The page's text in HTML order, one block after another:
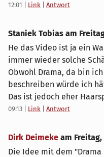
12:01 Link Antwort
Staniek Tobias am
He das Video ist ja ein
immer wieder solche
Obwohl Drama, da bin
beschreiben würde ich
Das ist jedoch eher
09:13 Link Antwort
Dirk Deimeke am Freitag,
Die Idee mit dem